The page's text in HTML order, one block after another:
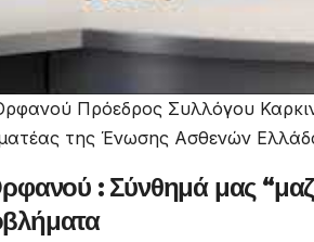
Πρόεδρος Συλλόγου
της Ένωσης Ασθενών
: Σύνθημά μας